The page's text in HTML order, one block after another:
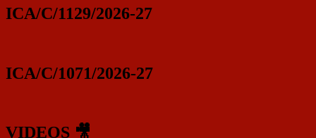
ICA/C/1129/2026-27
ICA/C/1071/2026-27
VIDEOS 🎥